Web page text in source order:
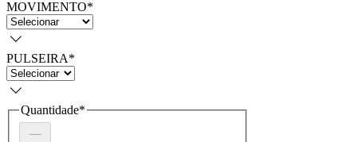
MOVIMENTO*
PULSEIRA*
Quantidade*